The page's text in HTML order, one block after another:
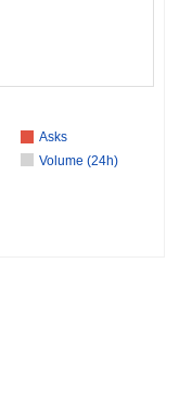
Asks
Volume (24h)